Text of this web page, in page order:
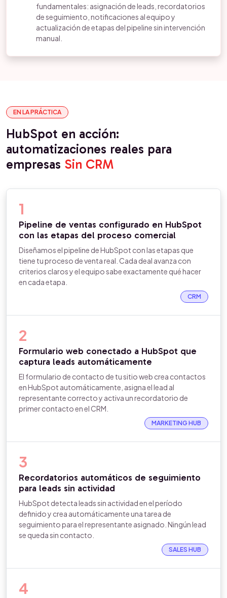
fundamentales: asignación de leads, recordatorios
de seguimiento, notificaciones al equipo y
actualización de etapas del pipeline sin intervención
manual.
EN LA PRÁCTICA
HubSpot en acción:
automatizaciones reales para
empresas Sin CRM
1
Pipeline de ventas configurado en HubSpot
con las etapas del proceso comercial
Diseñamos el pipeline de HubSpot con las etapas que
tiene tu proceso de venta real. Cada deal avanza con
criterios claros y el equipo sabe exactamente qué hacer
en cada etapa.
CRM
2
Formulario web conectado a HubSpot que
captura leads automáticamente
El formulario de contacto de tu sitio web crea contactos
en HubSpot automáticamente, asigna el lead al
representante correcto y activa un recordatorio de
primer contacto en el CRM.
MARKETING HUB
3
Recordatorios automáticos de seguimiento
para leads sin actividad
HubSpot detecta leads sin actividad en el período
definido y crea automáticamente una tarea de
seguimiento para el representante asignado. Ningún lead
se queda sin contacto.
SALES HUB
4